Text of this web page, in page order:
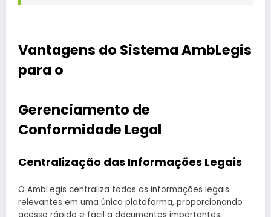
Vantagens do Sistema AmbLegis
para o
Gerenciamento de
Conformidade Legal
Centralização das Informações Legais
O AmbLegis centraliza todas as informações legais
relevantes em uma única plataforma, proporcionando